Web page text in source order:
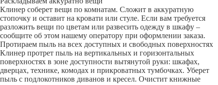
Клинер соберет вещи по комнатам. Сложит в аккуратную
стопочку и оставит на кровати или стуле. Если вам требуется
разложить вещи по цветам или развесить одежду в шкафу –
сообщите об этом нашему оператору при оформлении заказа.
Протираем пыль на всех доступных и свободных поверхностях
Клинер протрет пыль на вертикальных и горизонтальных
поверхностях в зоне доступности вытянутой руки: шкафах,
дверцах, технике, комодах и прикроватных тумбочках. Уберет
пыль с подлокотников диванов и кресел. Очистит книжные